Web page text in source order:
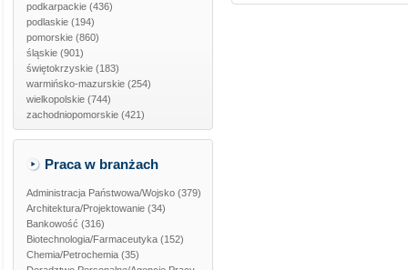
podkarpackie (436)
podlaskie (194)
pomorskie (860)
śląskie (901)
świętokrzyskie (183)
warmińsko-mazurskie (254)
wielkopolskie (744)
zachodniopomorskie (421)
Praca w branżach
Administracja Państwowa/Wojsko (379)
Architektura/Projektowanie (34)
Bankowość (316)
Biotechnologia/Farmaceutyka (152)
Chemia/Petrochemia (35)